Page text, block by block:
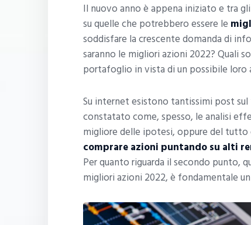
Il nuovo anno è appena iniziato e tra
su quelle che potrebbero essere le
soddisfare la crescente domanda di
saranno le migliori azioni 2022? Quali
portafoglio in vista di un possibile loro
Su internet esistono tantissimi post
constatato come, spesso, le analisi
migliore delle ipotesi, oppure del tutto
comprare azioni puntando su alti
Per quanto riguarda il secondo punto,
migliori azioni 2022, è fondamentale